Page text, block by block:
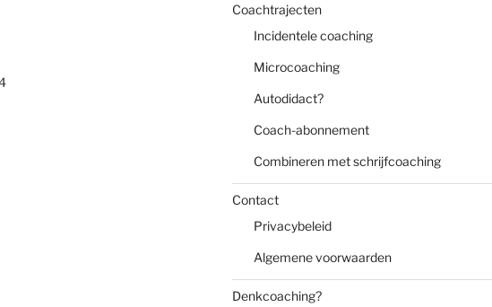
Coachtrajecten
Incidentele coaching
Microcoaching
Autodidact?
Coach-abonnement
Combineren met schrijfcoaching
Contact
Privacybeleid
Algemene voorwaarden
Denkcoaching?